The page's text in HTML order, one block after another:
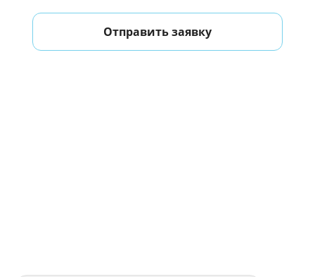
Отправить заявку